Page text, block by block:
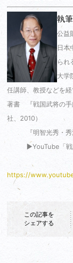
執
公益
日本
られ
大学
任講師、教授などを経
著書 『戦国武将の手
社、2010）
『明智光秀・秀満
▶YouTube「戦国
https://
この記事を
シェアする